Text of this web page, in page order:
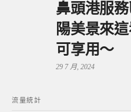
鼻頭港服
陽美景來
可享用～
29 7 月, 2024
流量統計